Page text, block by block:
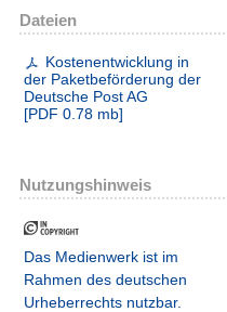
Dateien
Kostenentwicklung in
der Paketbeförderung der
Deutsche Post AG
[PDF 0.78 mb]
Nutzungshinweis
Das Medienwerk ist im
Rahmen des deutschen
Urheberrechts nutzbar.